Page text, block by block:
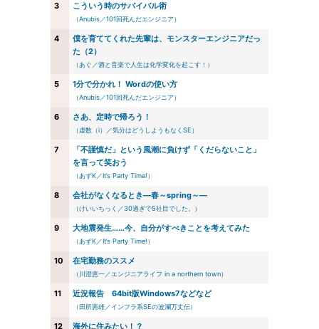
3 こういう時のサバイバル術
（Anubis／101回死んだエンジニア）
4
僕を育ててくれた先輩は、モンスターエンジニアだっ
た（2）
（あぐ／酒と音楽で人生は化学変化を起こす！）
5 1分で分かれ！ Wordの使い方
（Anubis／101回死んだエンジニア）
6 さあ、定時で帰ろう！
（虚数（i）／気分はどうしようもなくSE）
7
「不謹慎だ」という風潮に負けず「くだらないこと」
を言って笑おう
（あずK／It’s Party Time!）
8 会社がなくなるとき―春～spring～―
（けいいちっく／30過ぎで5社目でした。）
9 大地震発生……今、自分がすべきことを考えてみた
（あずK／It’s Party Time!）
10 在宅勤務のススメ
（川澄恵一／エンジニアライフ in a northern town）
11 近況報告 64bit版Windows7などなど
（田所憲雄／インフラ系SEの波瀾万丈伝）
12 海外に住みたい！？